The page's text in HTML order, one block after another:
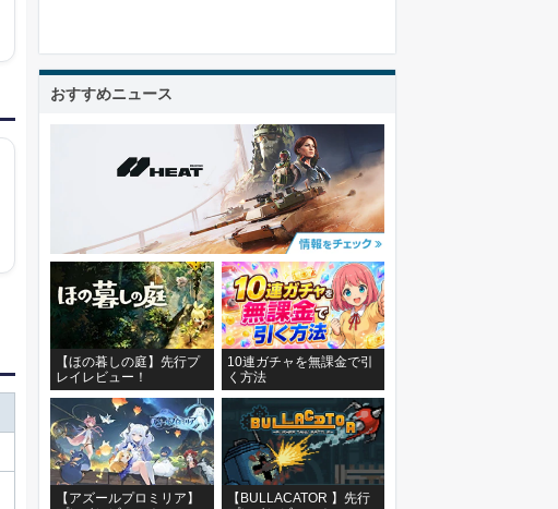
おすすめニュース
【ほの暮しの庭】先行プ
レイレビュー！
10連ガチャを無課金で引
く方法
【アズールプロミリア】
【BULLACATOR 】先行